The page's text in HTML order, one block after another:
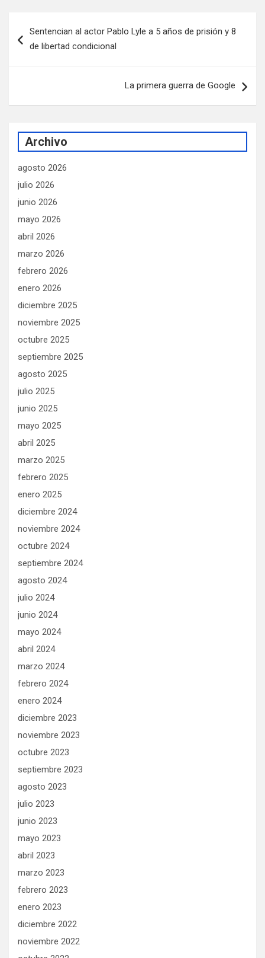
de
Sentencian al actor Pablo Lyle a 5 años de prisión y 8
de libertad condicional
La primera guerra de Google
Archivo
agosto 2026
julio 2026
junio 2026
mayo 2026
abril 2026
marzo 2026
febrero 2026
enero 2026
diciembre 2025
noviembre 2025
octubre 2025
septiembre 2025
agosto 2025
julio 2025
junio 2025
mayo 2025
abril 2025
marzo 2025
febrero 2025
enero 2025
diciembre 2024
noviembre 2024
octubre 2024
septiembre 2024
agosto 2024
julio 2024
junio 2024
mayo 2024
abril 2024
marzo 2024
febrero 2024
enero 2024
diciembre 2023
noviembre 2023
octubre 2023
septiembre 2023
agosto 2023
julio 2023
junio 2023
mayo 2023
abril 2023
marzo 2023
febrero 2023
enero 2023
diciembre 2022
noviembre 2022